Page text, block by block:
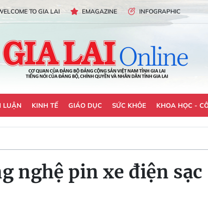
TO GIA LAI EMAGAZINE INFOGRAPHIC
LUẬN KINH TẾ GIÁO DỤC SỨC KHỎE KHOA HỌC -
nghệ pin xe điện